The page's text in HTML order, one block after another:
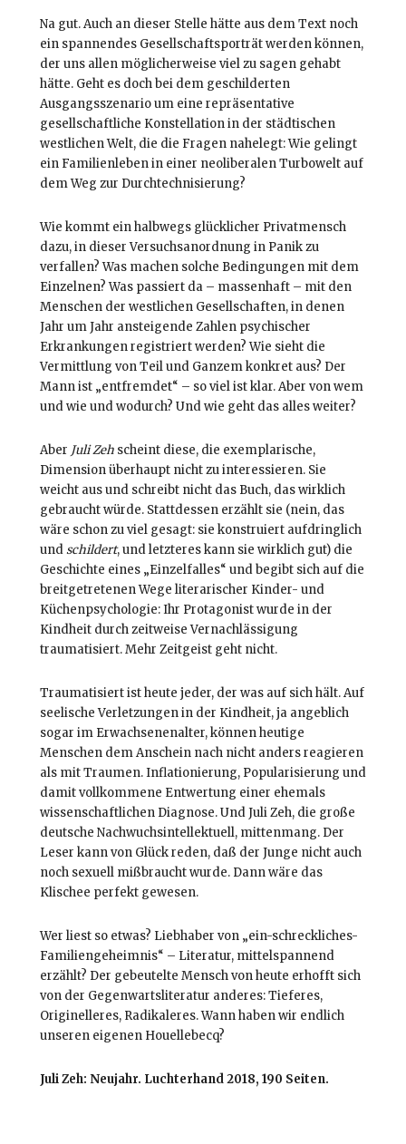
Na gut. Auch an dieser Stelle hätte aus dem Text noch
ein spannendes Gesellschaftsporträt werden können,
der uns allen möglicherweise viel zu sagen gehabt
hätte. Geht es doch bei dem geschilderten
Ausgangsszenario um eine repräsentative
gesellschaftliche Konstellation in der städtischen
westlichen Welt, die die Fragen nahelegt: Wie gelingt
ein Familienleben in einer neoliberalen Turbowelt auf
dem Weg zur Durchtechnisierung?
Wie kommt ein halbwegs glücklicher Privatmensch
dazu, in dieser Versuchsanordnung in Panik zu
verfallen? Was machen solche Bedingungen mit dem
Einzelnen? Was passiert da – massenhaft – mit den
Menschen der westlichen Gesellschaften, in denen
Jahr um Jahr ansteigende Zahlen psychischer
Erkrankungen registriert werden? Wie sieht die
Vermittlung von Teil und Ganzem konkret aus? Der
Mann ist „entfremdet“ – so viel ist klar. Aber von wem
und wie und wodurch? Und wie geht das alles weiter?
Aber Juli Zeh scheint diese, die exemplarische,
Dimension überhaupt nicht zu interessieren. Sie
weicht aus und schreibt nicht das Buch, das wirklich
gebraucht würde. Stattdessen erzählt sie (nein, das
wäre schon zu viel gesagt: sie konstruiert aufdringlich
undschildert, und letzteres kann sie wirklich gut) die
Geschichte eines „Einzelfalles“ und begibt sich auf die
breitgetretenen Wege literarischer Kinder- und
Küchenpsychologie: Ihr Protagonist wurde in der
Kindheit durch zeitweise Vernachlässigung
traumatisiert. Mehr Zeitgeist geht nicht.
Traumatisiert ist heute jeder, der was auf sich hält. Auf
seelische Verletzungen in der Kindheit, ja angeblich
sogar im Erwachsenenalter, können heutige
Menschen dem Anschein nach nicht anders reagieren
als mit Traumen. Inflationierung, Popularisierung und
damit vollkommene Entwertung einer ehemals
wissenschaftlichen Diagnose. Und Juli Zeh, die große
deutsche Nachwuchsintellektuell, mittenmang. Der
Leser kann von Glück reden, daß der Junge nicht auch
noch sexuell mißbraucht wurde. Dann wäre das
Klischee perfekt gewesen.
Wer liest so etwas? Liebhaber von „ein-schreckliches-
Familiengeheimnis“ – Literatur, mittelspannend
erzählt? Der gebeutelte Mensch von heute erhofft sich
von der Gegenwartsliteratur anderes: Tieferes,
Originelleres, Radikaleres. Wann haben wir endlich
unseren eigenen Houellebecq?
Juli Zeh: Neujahr. Luchterhand 2018, 190 Seiten.